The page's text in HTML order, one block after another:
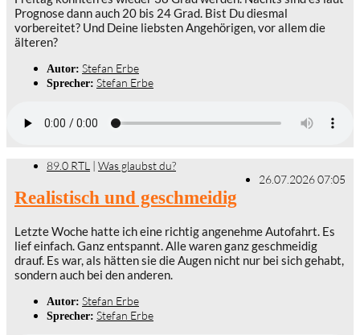
Prognose dann auch 20 bis 24 Grad. Bist Du diesmal
vorbereitet? Und Deine liebsten Angehörigen, vor allem die
älteren?
Autor: Stefan Erbe
Sprecher: Stefan Erbe
89.0 RTL | Was glaubst du?
26.07.2026 07:05
Realistisch und geschmeidig
Letzte Woche hatte ich eine richtig angenehme Autofahrt. Es
lief einfach. Ganz entspannt. Alle waren ganz geschmeidig
drauf. Es war, als hätten sie die Augen nicht nur bei sich gehabt,
sondern auch bei den anderen.
Autor: Stefan Erbe
Sprecher: Stefan Erbe